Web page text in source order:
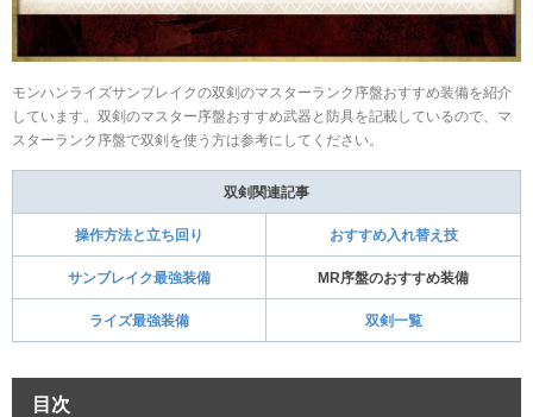
モンハンライズサンブレイクの双剣のマスターランク序盤おすすめ装備を紹介
しています。双剣のマスター序盤おすすめ武器と防具を記載しているので、マ
スターランク序盤で双剣を使う方は参考にしてください。
双剣関連記事
操作方法と立ち回り おすすめ入れ替え技
サンブレイク最強装備 MR序盤のおすすめ装備
ライズ最強装備 双剣一覧
目次